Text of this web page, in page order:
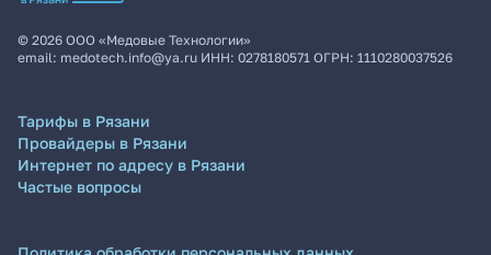
© 2026 ООО «Медовые Технологии»
email: medotech.info@ya.ru ИНН: 0278180571 ОГРН: 1110280037526
Тарифы в Рязани
Провайдеры в Рязани
Интернет по адресу в Рязани
Частые вопросы